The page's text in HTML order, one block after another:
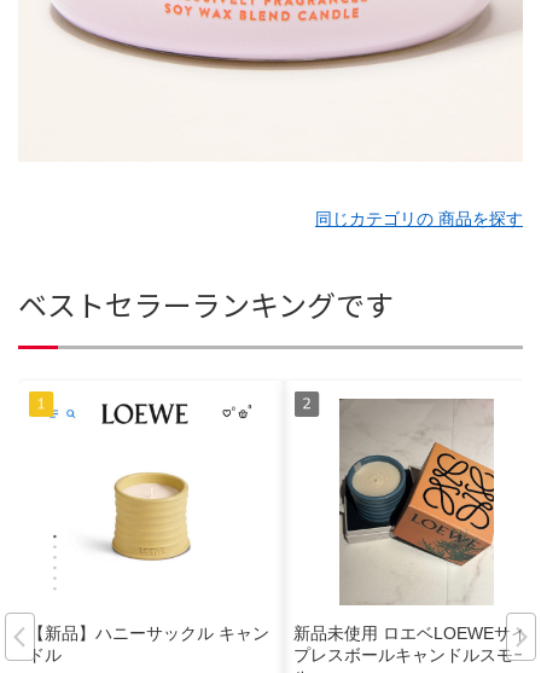
同じカテゴリの 商品を探す
ベストセラーランキングです
【新品】ハニーサックル キャン
ドル
新品未使用 ロエベLOEWEサイ
プレスボールキャンドルスモー